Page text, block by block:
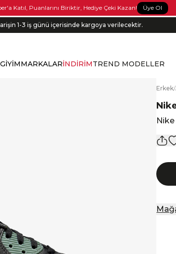
Katıl, Puanlarını Biriktir, Hediye Çeki Kazan! Üye Ol
1-3 iş günü içerisinde kargoya verilecektir.
GİYİMMARKALARİNDİRİMTREND MODELLER
Erkek/